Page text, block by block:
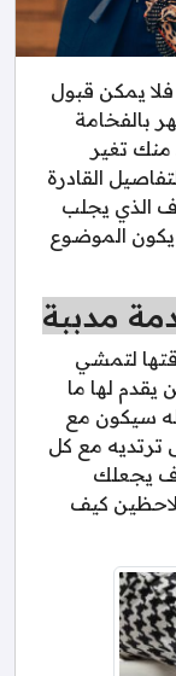
يمكن قبول
بالفخامة
منك تغير
القادرة
الذي يجلب
الموضوع
مدببة
لتمشي
يقدم لها ما
سيكون مع
ترتديه مع كل
يجعلك
كيف